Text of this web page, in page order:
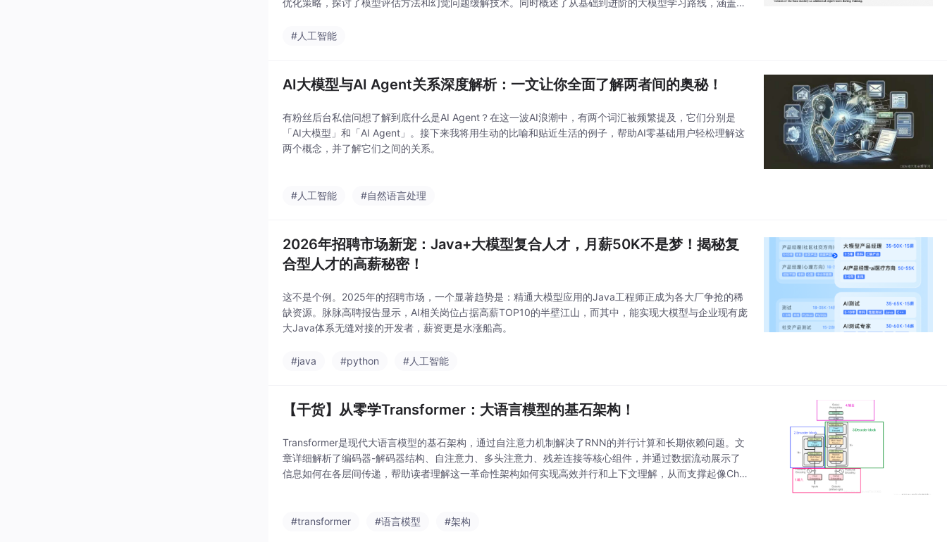
#人工智能
AI大模型与AI Agent关系深度解析：一文让你全面了解两者间的奥秘！
有粉丝后台私信问想了解到底什么是AI Agent？在这一波AI浪潮中，有两个词汇被频繁提及，它们分别是
「AI大模型」和「AI Agent」。接下来我将用生动的比喻和贴近生活的例子，帮助AI零基础用户轻松理解这
两个概念，并了解它们之间的关系。
#人工智能 #自然语言处理
2026年招聘市场新宠：Java+大模型复合人才，月薪50K不是梦！揭秘复
合型人才的高薪秘密！
这不是个例。2025年的招聘市场，一个显著趋势是：精通大模型应用的Java工程师正成为各大厂争抢的稀
缺资源。脉脉高聘报告显示，AI相关岗位占据高薪TOP10的半壁江山，而其中，能实现大模型与企业现有庞
大Java体系无缝对接的开发者，薪资更是水涨船高。
#java #python #人工智能
【干货】从零学Transformer：大语言模型的基石架构！
Transformer是现代大语言模型的基石架构，通过自注意力机制解决了RNN的并行计算和长期依赖问题。文
章详细解析了编码器-解码器结构、自注意力、多头注意力、残差连接等核心组件，并通过数据流动展示了
信息如何在各层间传递，帮助读者理解这一革命性架构如何实现高效并行和上下文理解，从而支撑起像Chat
#transformer #语言模型 #架构